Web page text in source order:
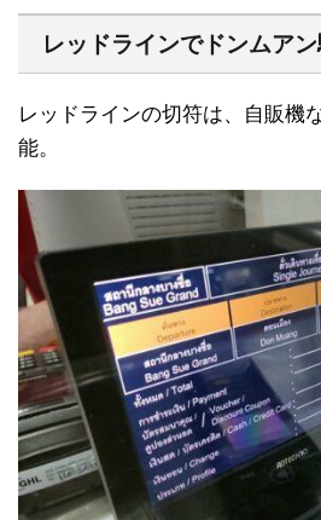
レッドラインでドンムア
レッドラインの切符は、自販機
能。